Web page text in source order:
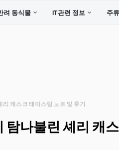
려 동식물 IT관련 정보 주
캐스크 테이스팅 노트 및 후기
탐나불린 셰리 캐